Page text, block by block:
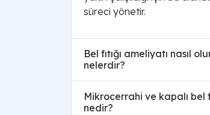
süreci yönetir.
Bel fıtığı ameliyatı nasıl
nelerdir?
Mikrocerrahi ve kapalı bel
nedir?